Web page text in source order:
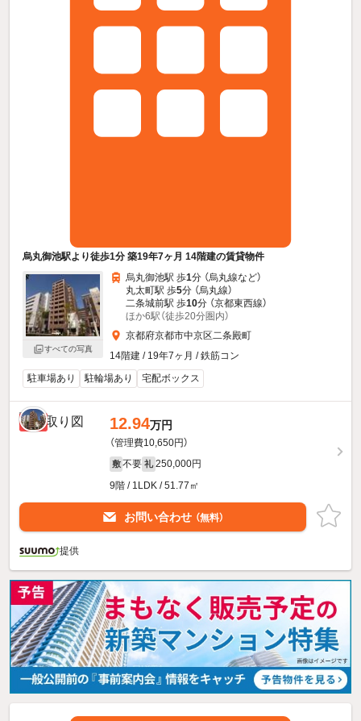
烏丸御池駅より徒歩1分 築19年7ヶ月 14階建の賃貸物件
すべての写真
烏丸御池駅 歩1分 （烏丸線など）
丸太町駅 歩5分 （烏丸線）
二条城前駅 歩10分 （京都東西線）
ほか6駅（徒歩20分圏内）
京都府京都市中京区二条殿町
14階建 / 19年7ヶ月 / 鉄筋コン
駐車場あり
駐輪場あり 宅配ボックス
新着 12.94万円
（管理費10,650円）
敷 不要 礼 250,000円
9階 / 1LDK / 51.77㎡
お問い合わせ （無料）
提供